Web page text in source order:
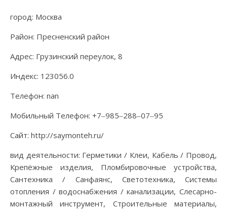
город: Москва
Район: Пресненский район
Адрес: Грузинский переулок, 8
Индекс: 123056.0
Телефон: nan
Мобильный Телефон: +7‒985‒288‒07‒95
Сайт: http://saymonteh.ru/
вид деятельности: Герметики / Клеи, Кабель / Провод,
Крепёжные изделия, Пломбировочные устройства,
Сантехника / Санфаянс, Светотехника, Системы
отопления / водоснабжения / канализации, Слесарно-
монтажный инструмент, Строительные материалы,